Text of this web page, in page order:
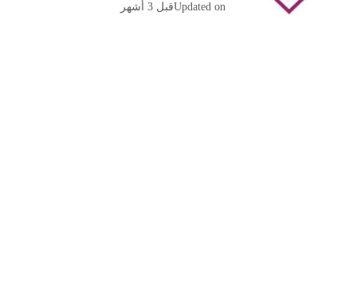
Updated onقبل 3 أشهر